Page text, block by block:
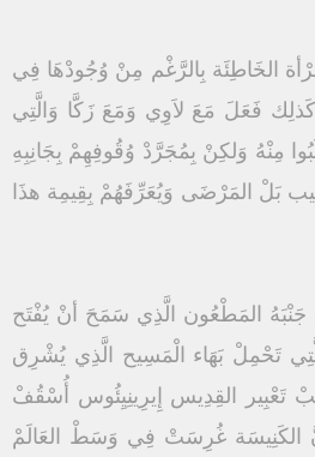
الخَاطِئَة بِالرَّغْم مِنْ وُجُودْهَا فِي
فَعَلَ مَعَ لاَوِي وَمَعَ زَكَّا وَالَّتِي
مِنْهُ وَلكِنْ بِمُجَرَّدْ وُقُوفِهِمْ بِجَانِبِهِ
بَلْ المَرْضَى وَيُعَرِّفَهُمْ بِقِيمِة هذَا
جَنْبَهُ المَطْعُون الَّذِي سَمَحَ أنْ يُفْتَح
تَحْمِلْ بَهَاء الْمَسِيح الَّذِي يُشْرِق
تَعْبِير القِدِيس إِيرِينِيِئُوس أُسْقُفْ
الكَنِيسَة غُرِسَتْ فِي وَسَطْ العَالَمْ